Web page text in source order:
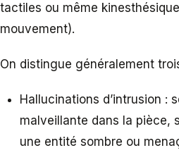
tactiles ou même
mouvement).
On distingue généralement
Hallucinations d’intrusion :
malveillante dans la pièce,
une entité sombre ou